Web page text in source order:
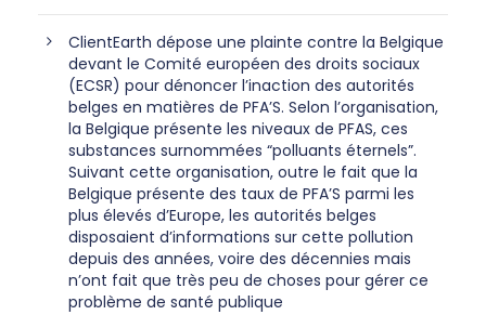
ClientEarth dépose une plainte contre la Belgique
devant le Comité européen des droits sociaux
(ECSR) pour dénoncer l’inaction des autorités
belges en matières de PFA’S. Selon l’organisation,
la Belgique présente les niveaux de PFAS, ces
substances surnommées “polluants éternels”.
Suivant cette organisation, outre le fait que la
Belgique présente des taux de PFA’S parmi les
plus élevés d’Europe, les autorités belges
disposaient d’informations sur cette pollution
depuis des années, voire des décennies mais
n’ont fait que très peu de choses pour gérer ce
problème de santé publique